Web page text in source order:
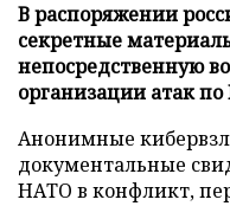
В распоряжении
секретные
непосредственную
организации атак по
Анонимные
документальные
НАТО в конфликт,